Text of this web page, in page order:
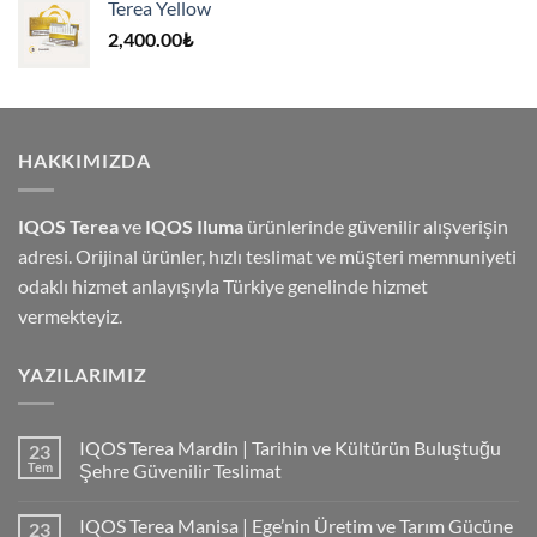
Terea Yellow
2,400.00₺
HAKKIMIZDA
IQOS Tereave IQOS Iluma ürünlerinde güvenilir alışverişin
adresi. Orijinal ürünler, hızlı teslimat ve müşteri memnuniyeti
odaklı hizmet anlayışıyla Türkiye genelinde hizmet
vermekteyiz.
YAZILARIMIZ
23
Tem
IQOS Terea Mardin | Tarihin ve Kültürün Buluştuğu
Şehre Güvenilir Teslimat
23 IQOS Terea Manisa | Ege’nin Üretim ve Tarım Gücüne